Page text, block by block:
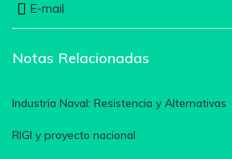
E-mail
Notas Relacionadas
Industria Naval: Resistencia y Alternativas
RIGI y proyecto nacional